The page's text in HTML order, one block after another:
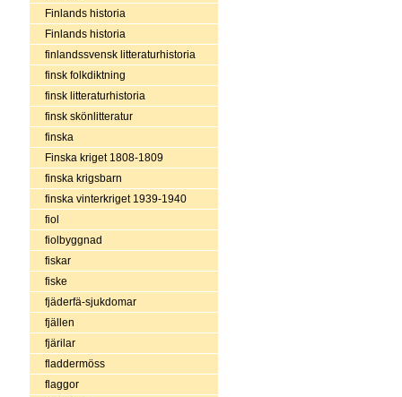
Finlands historia
Finlands historia
finlandssvensk litteraturhistoria
finsk folkdiktning
finsk litteraturhistoria
finsk skönlitteratur
finska
Finska kriget 1808-1809
finska krigsbarn
finska vinterkriget 1939-1940
fiol
fiolbyggnad
fiskar
fiske
fjäderfä-sjukdomar
fjällen
fjärilar
fladdermöss
flaggor